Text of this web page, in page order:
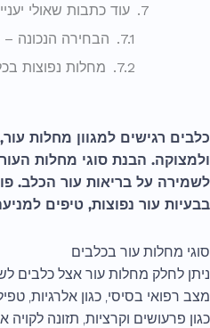
עוד כתבות שאולי
הבחירה הנכונה –
מחלות נפוצות
כלבים רגישים למגוון מחלות
ולמצוקה. הבנת סוגי מחלות
לשמירה על בריאות עור הכלב.
בבעיות עור נפוצות, טיפים
סוגי מחלות עור בכלבים
ניתן לחלק מחלות עור אצל כלבים
מצב רפואי בסיסי, כגון אלרגיות,
כגון פרעושים וקרציות, תזונה